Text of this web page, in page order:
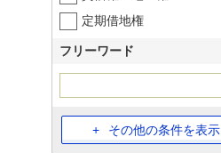
定期借地権
フリーワード
その他の条件を表示